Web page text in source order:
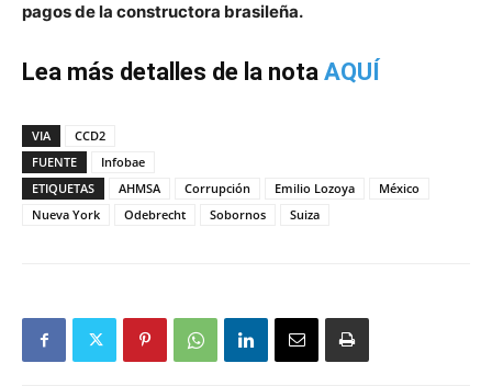
pagos de la constructora brasileña.
Lea más detalles de la nota AQUÍ
VIA
CCD2
FUENTE
Infobae
ETIQUETAS
AHMSA Corrupción Emilio Lozoya
México
Nueva York
Odebrecht Sobornos Suiza